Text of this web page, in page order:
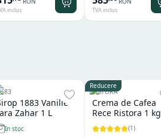
inclus TVA inclus
1883 Vanilie
Zahar 1 L
In stoc
Reducere
RISTORA
Crema de Cafea
Rece Ristora 1 kg
(1)